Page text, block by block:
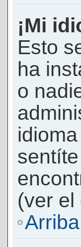
¡Mi
Esto
ha
o
(ver el
Arriba